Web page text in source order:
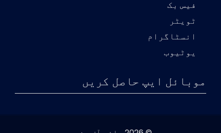
فیس بک
ٹویٹر
انسٹاگرام
یوٹیوب
موبائل ایپ حاصل کریں